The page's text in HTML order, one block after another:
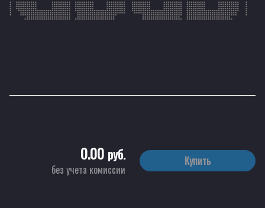
0.00 руб.
без учета комиссии
Купить